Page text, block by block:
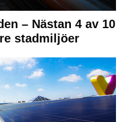
– Nästan 4 av 10
stadmiljöer